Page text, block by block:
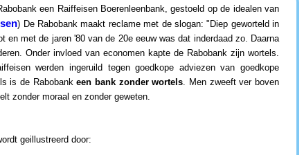
een Raiffeisen Boerenleenbank, gestoeld op de idealen van
) De Rabobank maakt reclame met de slogan: "Diep geworteld in
en met de jaren '80 van de 20e eeuw was dat inderdaad zo. Daarna
Onder invloed van economen kapte de Rabobank zijn wortels.
werden ingeruild tegen goedkope adviezen van goedkope
is de Rabobankeen bank zonder wortels. Men zweeft ver boven
zonder moraal en zonder geweten.
geillustreerd door: